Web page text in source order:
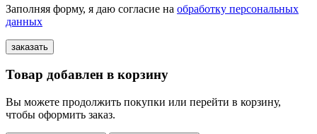
Заполняя форму, я даю согласие на обработку персональных
данных
Товар добавлен в корзину
Вы можете продолжить покупки или перейти в корзину,
чтобы оформить заказ.